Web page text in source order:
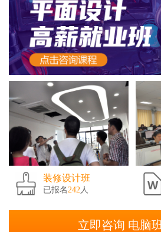
装修设计班
已报名 242 人
立即咨询 电脑